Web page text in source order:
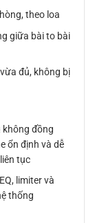
theo loa
giữa bài to bài
đủ, không bị
đồng
ổn định và dễ
tục
limiter và
thống